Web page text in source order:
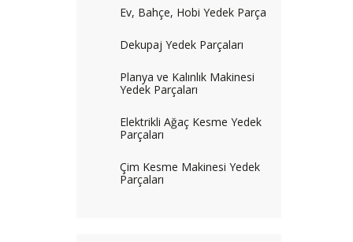
Ev, Bahçe, Hobi Yedek Parça
Dekupaj Yedek Parçaları
Planya ve Kalınlık Makinesi
Yedek Parçaları
Elektrikli Ağaç Kesme Yedek
Parçaları
Çim Kesme Makinesi Yedek
Parçaları